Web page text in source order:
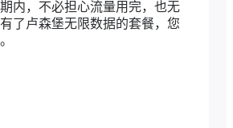
内，不必担心流量用完，也无
了卢森堡无限数据的套餐，您